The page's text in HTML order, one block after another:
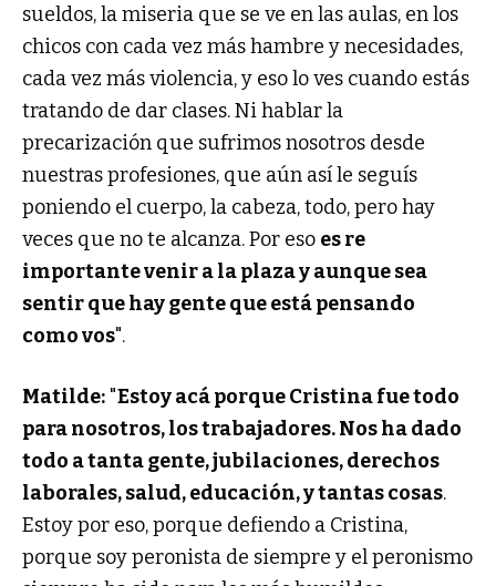
sueldos, la miseria que se ve en las aulas, en los
chicos con cada vez más hambre y necesidades,
cada vez más violencia, y eso lo ves cuando estás
tratando de dar clases. Ni hablar la
precarización que sufrimos nosotros desde
nuestras profesiones, que aún así le seguís
poniendo el cuerpo, la cabeza, todo, pero hay
veces que no te alcanza. Por eso es re
importante venir a la plaza y aunque sea
sentir que hay gente que está pensando
como vos".
Matilde: "Estoy acá porque Cristina fue todo
para nosotros, los trabajadores. Nos ha dado
todo a tanta gente, jubilaciones, derechos
laborales, salud, educación, y tantas cosas.
Estoy por eso, porque defiendo a Cristina,
porque soy peronista de siempre y el peronismo